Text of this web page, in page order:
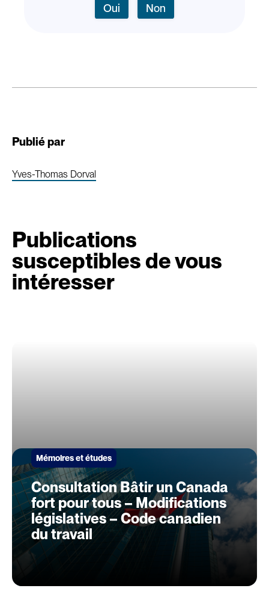
Oui Non
Publié par
Yves-Thomas Dorval
Publications
susceptibles de vous
intéresser
Mémoires et études
Consultation Bâtir un Canada
fort pour tous – Modifications
législatives – Code canadien
du travail